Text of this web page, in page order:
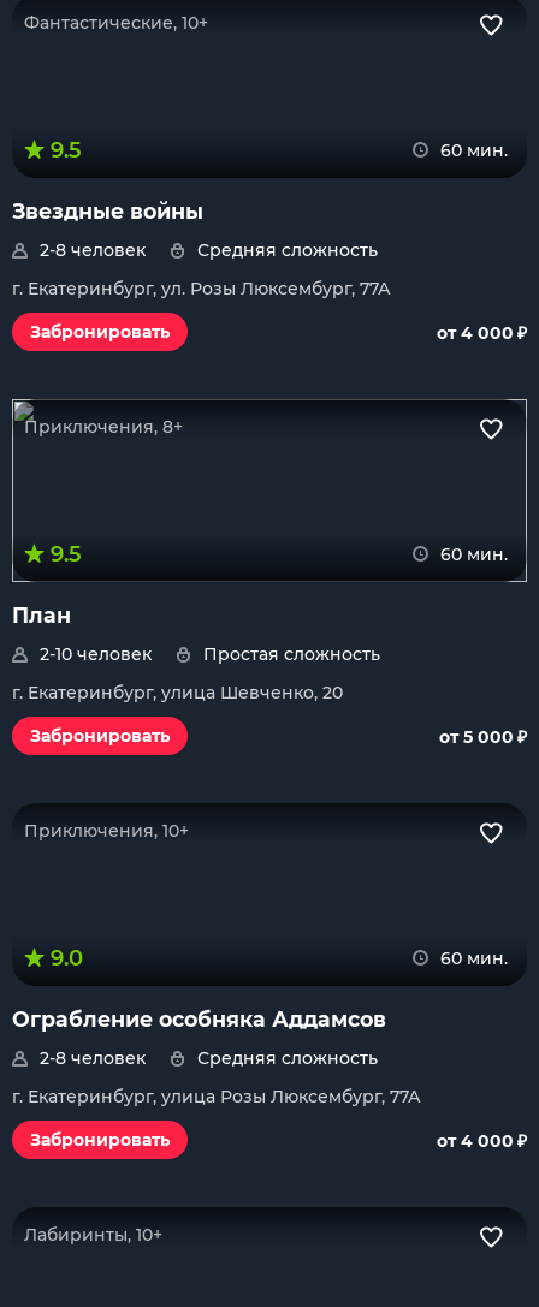
Фантастические, 10+
9.5 60 мин.
Звездные войны
2-8 человек
Средняя сложность
г. Екатеринбург, ул. Розы Люксембург, 77А
Забронировать
от 4 000 ₽
Приключения, 8+
9.5 60 мин.
План
2-10 человек
Простая сложность
г. Екатеринбург, улица Шевченко, 20
Забронировать
от 5 000 ₽
Приключения, 10+
9.0 60 мин.
Ограбление особняка Аддамсов
2-8 человек
Средняя сложность
г. Екатеринбург, улица Розы Люксембург, 77А
Забронировать
от 4 000 ₽
Лабиринты, 10+